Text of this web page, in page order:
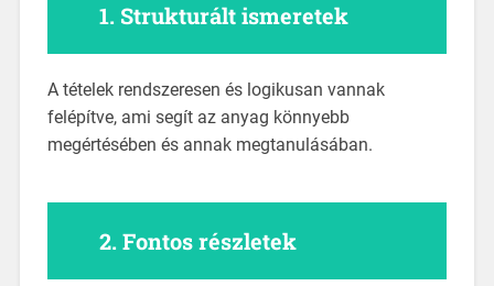
1. Strukturált ismeretek
A tételek rendszeresen és logikusan vannak
felépítve, ami segít az anyag könnyebb
megértésében és annak megtanulásában.
2.Fontos részletek